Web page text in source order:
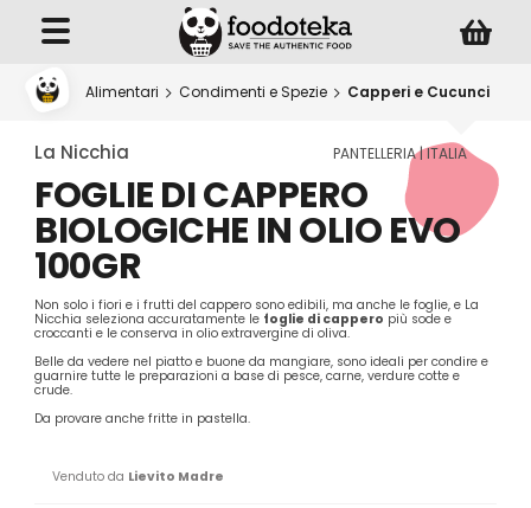
Alimentari Condimenti e Spezie Capperi e Cucunci
La Nicchia PANTELLERIA | ITALIA
FOGLIE DI CAPPERO
BIOLOGICHE IN OLIO EVO
100GR
Non solo i fiori e i frutti del cappero sono edibili, ma anche le foglie, e La
Nicchia seleziona accuratamente le foglie di cappero più sode e
croccanti e le conserva in olio extravergine di oliva.
Belle da vedere nel piatto e buone da mangiare, sono ideali per condire e
guarnire tutte le preparazioni a base di pesce, carne, verdure cotte e
crude.
Da provare anche fritte in pastella.
Venduto da Lievito Madre